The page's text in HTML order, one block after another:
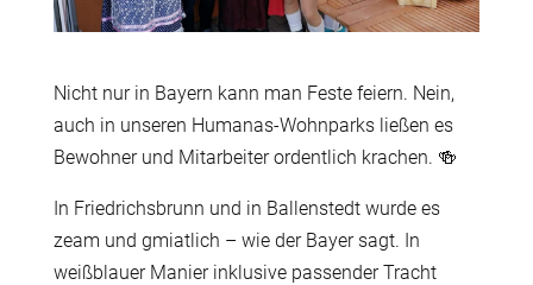
Nicht nur in Bayern kann man Feste feiern. Nein,
auch in unseren Humanas-Wohnparks ließen es
Bewohner und Mitarbeiter ordentlich krachen. 🍻
In Friedrichsbrunn und in Ballenstedt wurde es
zeam und gmiatlich – wie der Bayer sagt. In
weißblauer Manier inklusive passender Tracht